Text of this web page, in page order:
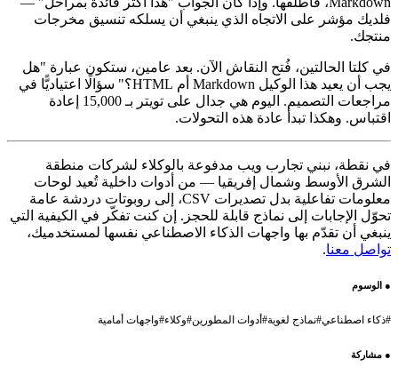
فلديك مؤشر على الاتجاه الذي ينبغي أن يسلكه تنسيق مخرجات
منتجك.
في كلتا الحالتين، فُتح النقاش الآن. بعد عامين، ستكون عبارة "هل
يجب أن يعيد هذا الوكيل Markdown أم HTML؟" سؤالًا اعتياديًّا في
مراجعات التصميم. اليوم هي جدال على تويتر بـ 15,000 إعادة
اقتباس. وهكذا تبدأ عادة هذه التحولات.
في نقطة، نبني تجارب ويب مدفوعة بالوكلاء لشركات منطقة
الشرق الأوسط وشمال إفريقيا — من أدوات داخلية تُعيد لوحات
معلومات تفاعلية بدل تصديرات CSV، إلى روبوتات دردشة عامة
تحوّل الإجابات إلى نماذج قابلة للحجز. إن كنت تفكّر في الكيفية التي
ينبغي أن تقدّم بها واجهات الذكاء الاصطناعي نفسها لمستخدميك،
تواصل معنا.
●الوسوم
ذكاء اصطناعي# نماذج لغوية#أدوات المطورين#وكلاء#واجهات أمامية
●مشاركة